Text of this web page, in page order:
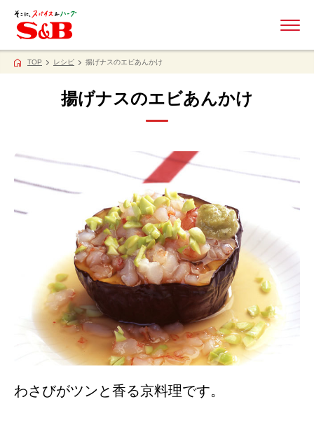
TOP レシピ 揚げナスのエビあんかけ
揚げナスのエビあんかけ
わさびがツンと香る京料理です。